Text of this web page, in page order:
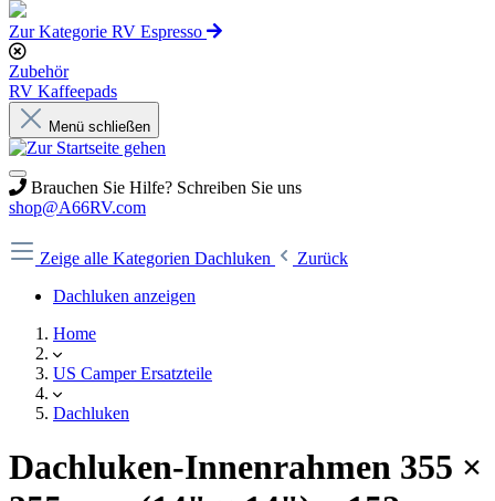
Zur Kategorie RV Espresso
Zubehör
RV Kaffeepads
Menü schließen
Brauchen Sie Hilfe? Schreiben Sie uns
shop@A66RV.com
Zeige alle Kategorien Dachluken
Zurück
Dachluken anzeigen
Home
US Camper Ersatzteile
Dachluken
Dachluken-Innenrahmen 355 ×